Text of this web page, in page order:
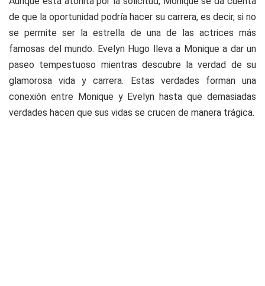
de que la oportunidad podría hacer su carrera, es decir, si no
se permite ser la estrella de una de las actrices más
famosas del mundo. Evelyn Hugo lleva a Monique a dar un
paseo tempestuoso mientras descubre la verdad de su
glamorosa vida y carrera. Estas verdades forman una
conexión entre Monique y Evelyn hasta que demasiadas
verdades hacen que sus vidas se crucen de manera trágica.